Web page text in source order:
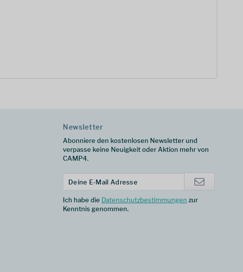
Newsletter
Abonniere den kostenlosen Newsletter und
verpasse keine Neuigkeit oder Aktion mehr von
CAMP4.
Ich habe die Datenschutzbestimmungen zur
Kenntnis genommen.